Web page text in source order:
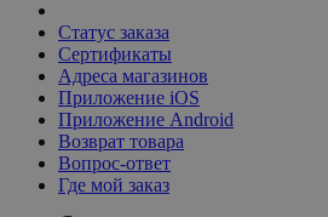
Статус заказа
Сертификаты
Адреса магазинов
Приложение iOS
Приложение Android
Возврат товара
Вопрос-ответ
Где мой заказ